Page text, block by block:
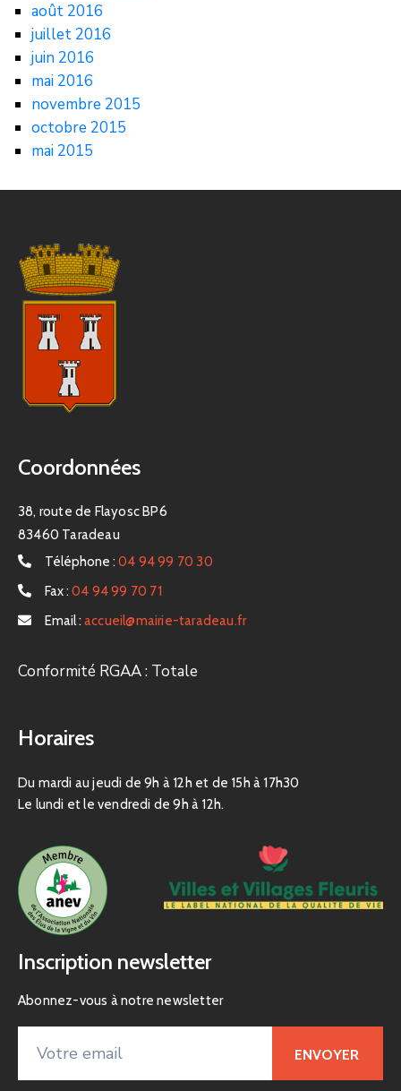
août 2016
juillet 2016
juin 2016
mai 2016
novembre 2015
octobre 2015
mai 2015
Coordonnées
38, route de Flayosc BP6
83460 Taradeau
Téléphone : 04 94 99 70 30
Fax : 04 94 99 70 71
Email : accueil@mairie-taradeau.fr
Conformité RGAA : Totale
Horaires
Du mardi au jeudi de 9h à 12h et de 15h à 17h30
Le lundi et le vendredi de 9h à 12h.
Inscription newsletter
Abonnez-vous à notre newsletter